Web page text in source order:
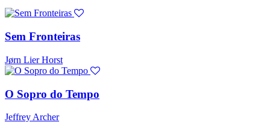
Sem Fronteiras
Jørn Lier Horst
O Sopro do Tempo
Jeffrey Archer